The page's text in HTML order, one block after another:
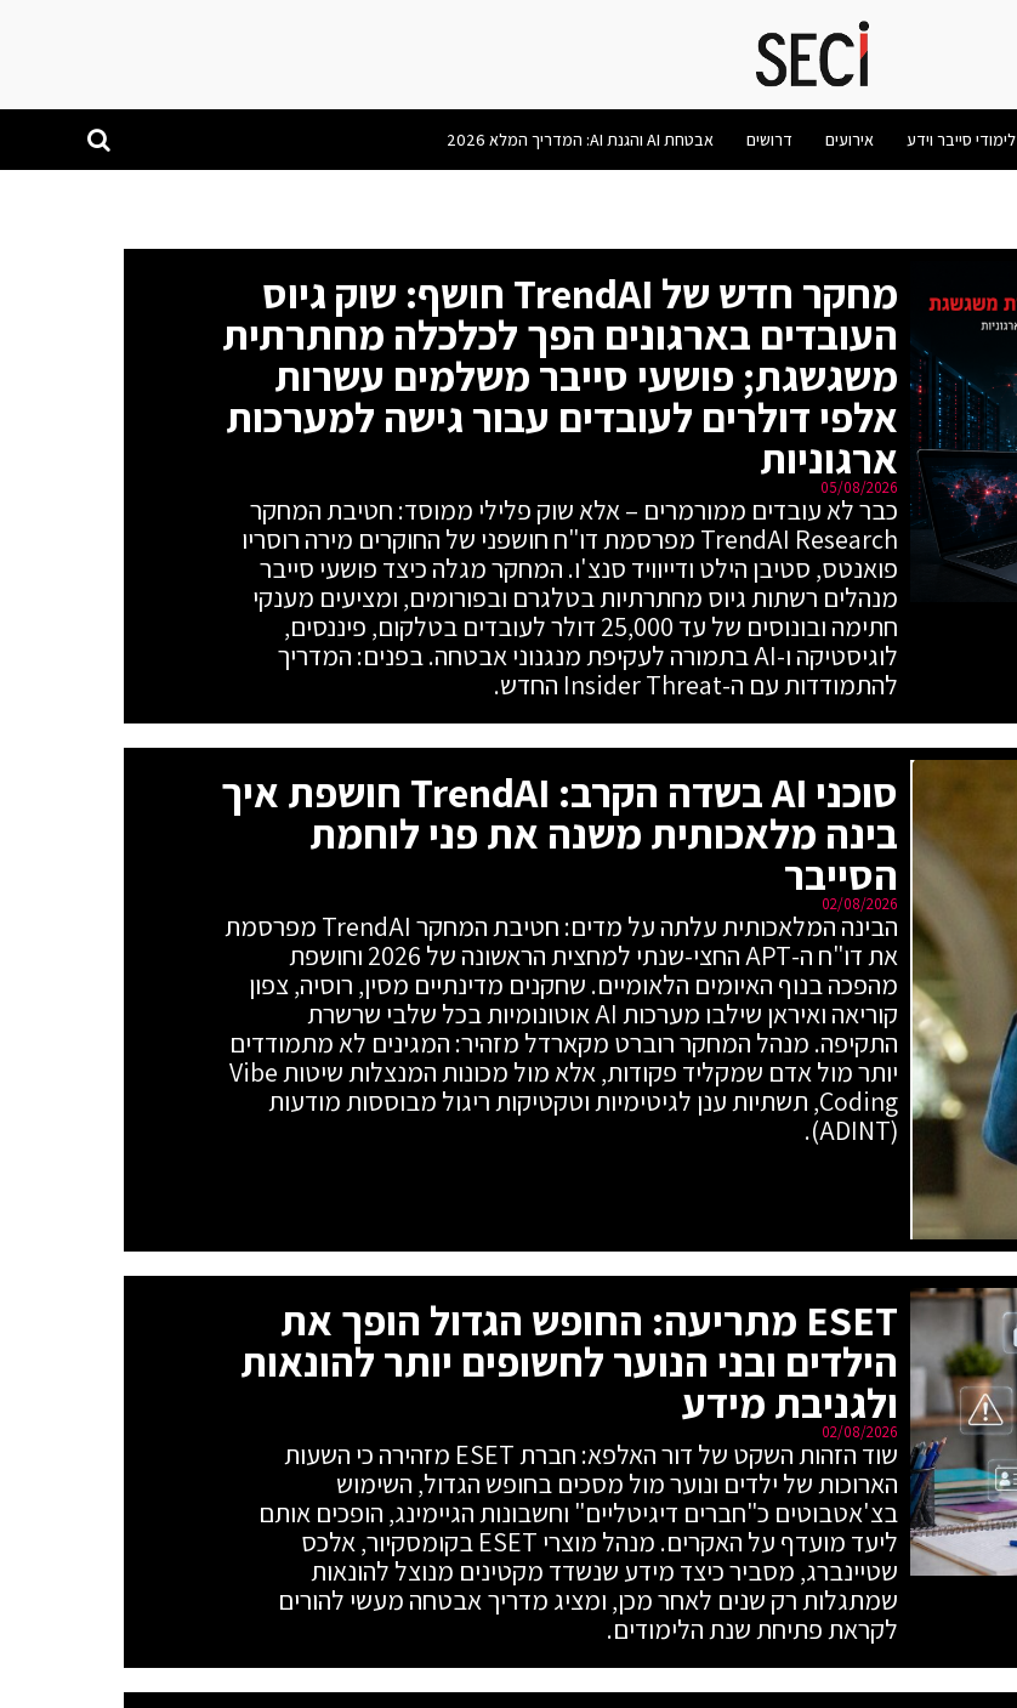
לימודי סייבר וידע אירועים דרושים אבטחת AI והגנת AI: המדריך המלא 2026
מחקר חדש של TrendAI חושף: שוק גיוס
העובדים בארגונים הפך לכלכלה מחתרתית
משגשגת; פושעי סייבר משלמים עשרות
אלפי דולרים לעובדים עבור גישה למערכות
ארגוניות
05/08/2026
כבר לא עובדים ממורמרים – אלא שוק פלילי ממוסד: חטיבת המחקר
TrendAI Research מפרסמת דו"ח חושפני של החוקרים מירה רוסריו
פואנטס, סטיבן הילט ודייוויד סנצ'ו. המחקר מגלה כיצד פושעי סייבר
מנהלים רשתות גיוס מחתרתיות בטלגרם ובפורומים, ומציעים מענקי
חתימה ובונוסים של עד 25,000 דולר לעובדים בטלקום, פיננסים,
לוגיסטיקה ו-AI בתמורה לעקיפת מנגנוני אבטחה. בפנים: המדריך
להתמודדות עם ה-Insider Threat החדש.
סוכני AI בשדה הקרב: TrendAI חושפת איך
בינה מלאכותית משנה את פני לוחמת
הסייבר
02/08/2026
הבינה המלאכותית עלתה על מדים: חטיבת המחקר TrendAI מפרסמת
את דו"ח ה-APT החצי-שנתי למחצית הראשונה של 2026 וחושפת
מהפכה בנוף האיומים הלאומיים. שחקנים מדינתיים מסין, רוסיה, צפון
קוריאה ואיראן שילבו מערכות AI אוטונומיות בכל שלבי שרשרת
התקיפה. מנהל המחקר רוברט מקארדל מזהיר: המגינים לא מתמודדים
יותר מול אדם שמקליד פקודות, אלא מול מכונות המנצלות שיטות Vibe
Coding, תשתיות ענן לגיטימיות וטקטיקות ריגול מבוססות מודעות
(ADINT).
ESET מתריעה: החופש הגדול הופך את
הילדים ובני הנוער לחשופים יותר להונאות
ולגניבת מידע
02/08/2026
שוד הזהות השקט של דור האלפא: חברת ESET מזהירה כי השעות
הארוכות של ילדים ונוער מול מסכים בחופש הגדול, השימוש
בצ'אטבוטים כ"חברים דיגיטליים" וחשבונות הגיימינג, הופכים אותם
ליעד מועדף על האקרים. מנהל מוצרי ESET בקומסקיור, אלכס
שטיינברג, מסביר כיצד מידע שנשדד מקטינים מנוצל להונאות
שמתגלות רק שנים לאחר מכן, ומציג מדריך אבטחה מעשי להורים
לקראת פתיחת שנת הלימודים.